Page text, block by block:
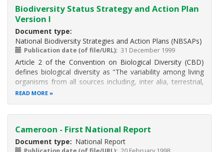
Biodiversity Status Strategy and Action Plan
Version I
Document type
National Biodiversity Strategies and Action Plans (NBSAPs)
Publication date (of file/URL) 31 December 1999
Article 2 of the Convention on Biological Diversity (CBD)
defines biological diversity as "The variability among living
organisms from all sources including, inter alia, terrestrial,
marine and other aquatic ecosystems and the ecological
READ MORE
Cameroon - First National Report
Document type National Report